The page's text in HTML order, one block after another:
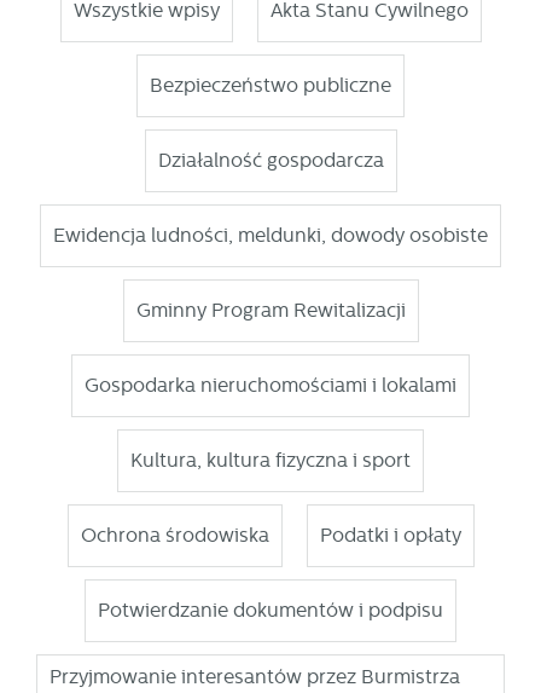
Wszystkie wpisy Akta Stanu Cywilnego
Bezpieczeństwo publiczne
Działalność gospodarcza
Ewidencja ludności, meldunki, dowody osobiste
Gminny Program Rewitalizacji
Gospodarka nieruchomościami i lokalami
Kultura, kultura fizyczna i sport
Ochrona środowiska Podatki i opłaty
Potwierdzanie dokumentów i podpisu
Przyjmowanie interesantów przez Burmistrza
partnerami oraz innych dostawców usług. Firmy te działają
w charakterze pośredników prezentujących nasze treści w
postaci wiadomości, ofert, komunikatów mediów
społecznościowych.